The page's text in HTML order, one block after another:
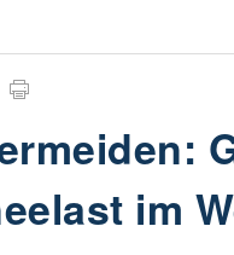
im